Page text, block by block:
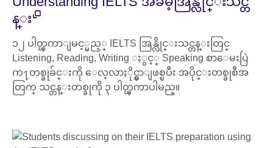
န္း
၁၂ ပါတ္ၾကာျမင့္မည့္ IELTS အြန္လိုင္းသင္တန္းတြင္
Listening, Reading, Writing ႏွင့္ Speaking စာေမးပြဲ
က႑တစ္ခုခ်င္းကို ေလ့လာႏိုင္မွာျဖစ္ၿပီး အပိုင္းတစ္ခုစီအ
တြက္ သင္တန္းတစ္ခုကို ၃ ပါတ္ၾကာပါမည္။